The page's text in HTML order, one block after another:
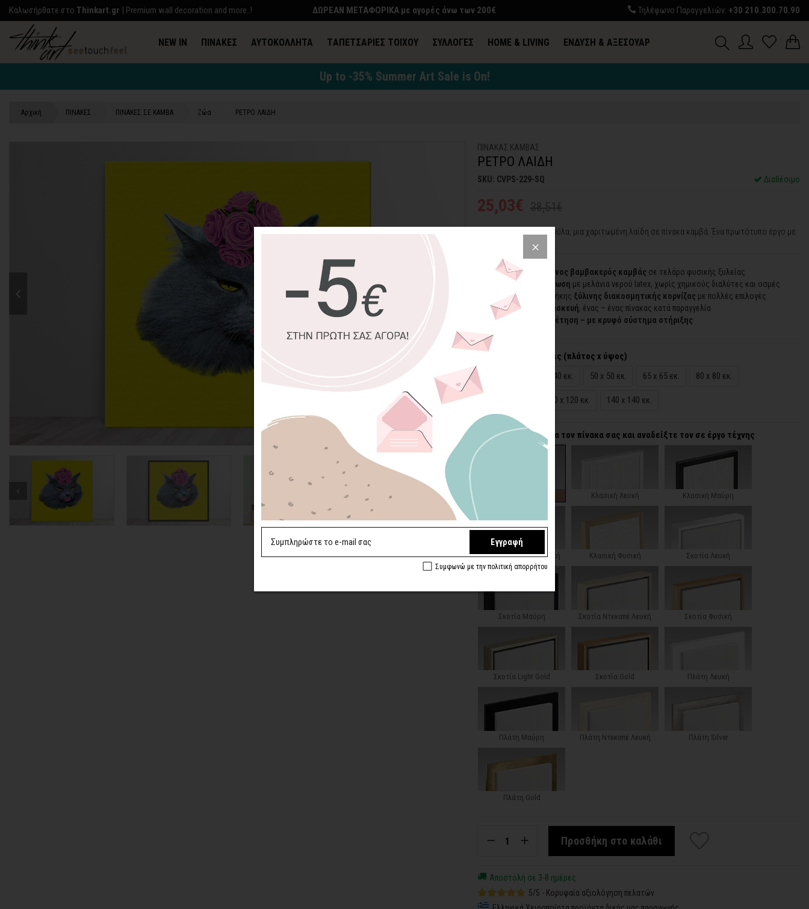
Kαλωσήρθατε στο Thinkart.gr | Premium wall decoration and more..! ΔΩΡΕΑΝ ΜΕΤΑΦΟΡΙΚΑ με αγορές άνω των 200€ Τηλέφωνο Παραγγελιών: +30 210.300.70.90
NEW IN ΠΙΝΑΚΕΣ ΑΥΤΟΚΟΛΛΗΤΑ TΑΠΕΤΣΑΡΙΕΣ ΤΟΙΧΟΥ ΣΥΛΛΟΓΕΣ HOME & LIVING ΕΝΔΥΣΗ & ΑΞΕΣΟΥΑΡ
Up to -35% Summer Art Sale is On!
Αρχική ΠΙΝΑΚΕΣ ΠΙΝΑΚΕΣ ΣΕ ΚΑΜΒΑ Ζώα ΡΕΤΡΟ ΛΑΙΔΗ
ΠΙΝΑΚΑΣ ΚΑΜΒΑΣ
ΡΕΤΡΟ ΛΑΙΔΗ
SKU: CVPS-229-SQ Διαθέσιμο
25,03€
Μια γλυκιά ρετρό γατούλα, μια χαριτωμένη λαίδη σε πίνακα καμβά. Ένα πρωτότυπο έργο με
μοντέρνα αισθητική.
100% πιστοποιημένος βαμβακερός καμβάς σε τελάρο φυσικής ξυλείας
Οικολογική εκτύπωση με μελάνια νερού latex, χωρίς χημικούς διαλύτες και οσμές
Δυνατότητα προσθήκης ξύλινης διακοσμητικής κορνίζας με πολλές επιλογές
Χειροποίητη κατασκευή, ένας – ένας πίνακας κατά παραγγελία
Έτοιμοι για τοποθέτηση – με κρυφό σύστημα στήριξης
Επιλέξτε διαστάσεις (πλάτος x ύψος)
40 x 40 εκ. 50 x 50 εκ. 65 x 65 εκ. 80 x 80 εκ.
120 x 120 εκ. 140 x 140 εκ.
Επιλέξτε κορνίζα για τον πίνακα σας και αναδείξτε τον σε έργο τέχνης
Κλασική Λευκή Κλασική Μαύρη
Κλασική Ντεκαπέ Λευκή Κλασική Φυσική Σκοτία Λευκή
Σκοτία Μαύρη Σκοτία Ντεκαπέ Λευκή Σκοτία Φυσική
Σκοτία Light Gold Σκοτία Gold Πλάτη Λευκή
Πλάτη Μαύρη Πλάτη Ντεκαπέ Λευκή Πλάτη Silver
Πλάτη Gold
Προσθήκη στο καλάθι
Αποστολή σε 3-8 ημέρες
5/5 - Κορυφαία αξιολόγηση πελατών
Εγγραφή
Συμφωνώ με την πολιτική απορρήτου